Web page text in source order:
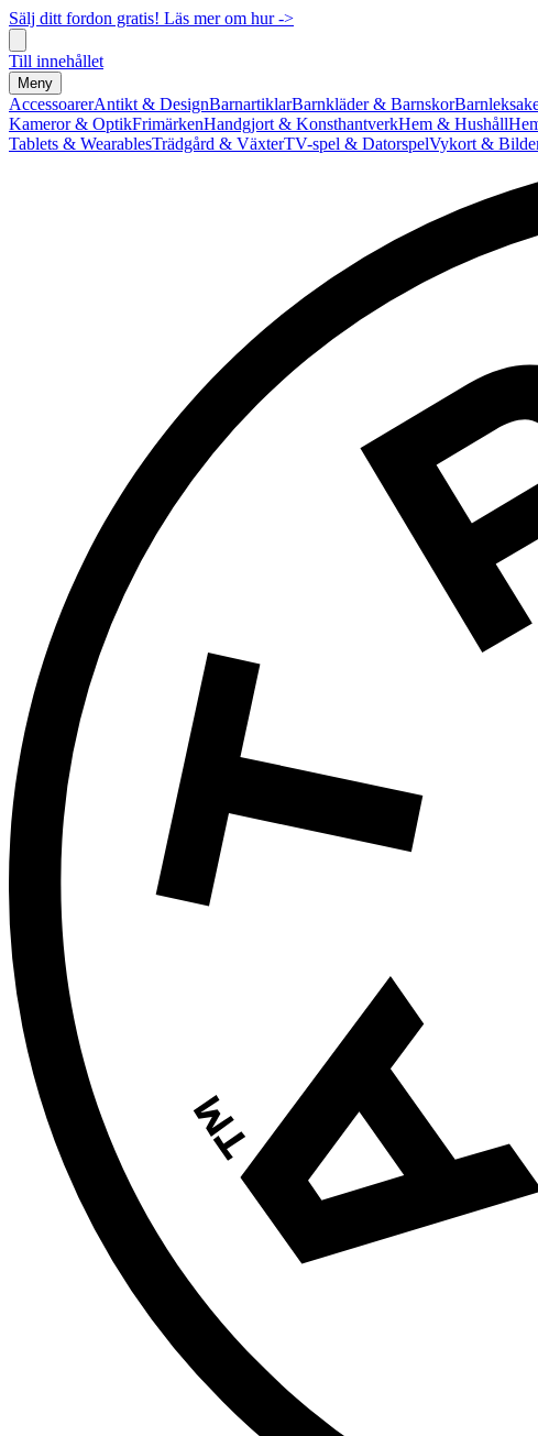
Sälj ditt fordon gratis! Läs mer om hur ->
Till innehållet
Meny
AccessoarerAntikt & DesignBarnartiklarBarnkläder & Barnskor
Kameror & OptikFrimärkenHandgjort & KonsthantverkHem & Hushåll
Tablets & WearablesTrädgård & VäxterTV-spel & DatorspelVykort &